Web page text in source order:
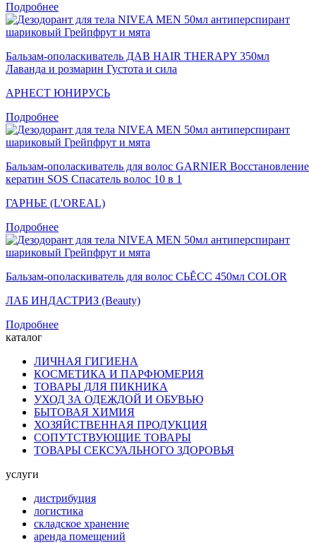
Подробнее
Бальзам-ополаскиватель ДАВ HAIR THERAPY 350мл
Лаванда и розмарин Густота и сила
АРНЕСТ ЮНИРУСЬ
Подробнее
Бальзам-ополаскиватель для волос GARNIER Восстановление
кератин SOS Спасатель волос 10 в 1
ГАРНЬЕ (L'OREAL)
Подробнее
Бальзам-ополаскиватель для волос СЬĔСС 450мл COLOR
ЛАБ ИНДАСТРИЗ (Beauty)
Подробнее
каталог
ЛИЧНАЯ ГИГИЕНА
КОСМЕТИКА И ПАРФЮМЕРИЯ
ТОВАРЫ ДЛЯ ПИКНИКА
УХОД ЗА ОДЕЖДОЙ И ОБУВЬЮ
БЫТОВАЯ ХИМИЯ
ХОЗЯЙСТВЕННАЯ ПРОДУКЦИЯ
СОПУТСТВУЮЩИЕ ТОВАРЫ
ТОВАРЫ СЕКСУАЛЬНОГО ЗДОРОВЬЯ
услуги
дистрибуция
логистика
складское хранение
аренда помещений